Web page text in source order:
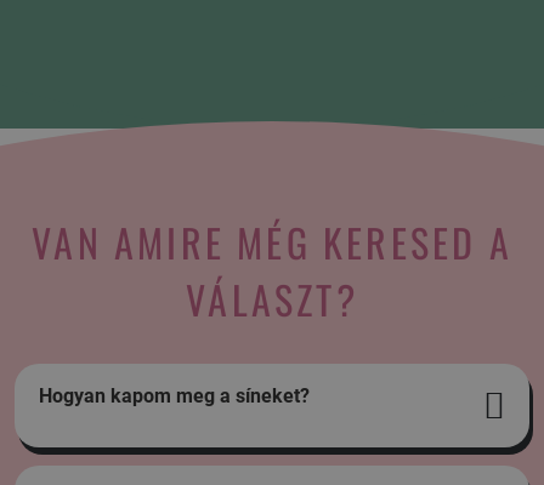
VAN AMIRE MÉG KERESED A
VÁLASZT?
Hogyan kapom meg a síneket?